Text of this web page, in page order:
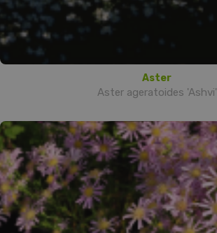
Aster
Aster ageratoides 'Ashvi'